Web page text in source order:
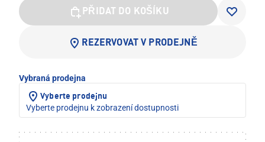
PŘIDAT DO KOŠÍKU
REZERVOVAT V PRODEJNĚ
Vybraná prodejna
Vyberte prodejnu
Vyberte prodejnu k zobrazení dostupnosti